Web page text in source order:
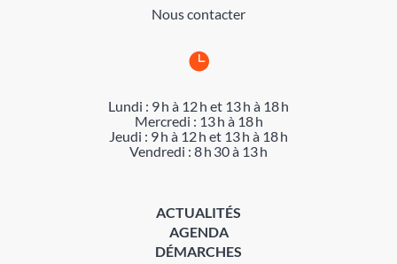
Nous contacter

Lundi : 9 h à 12 h et 13 h à 18 h
Mercredi : 13 h à 18 h
Jeudi : 9 h à 12 h et 13 h à 18 h
Vendredi : 8 h 30 à 13 h
ACTUALITÉS
AGENDA
DÉMARCHES